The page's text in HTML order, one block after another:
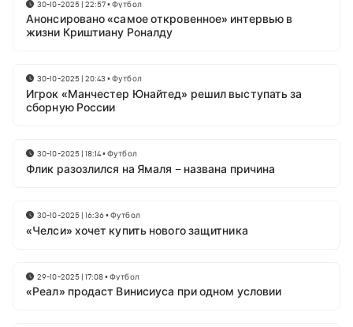
30-10-2025 | 22:57•Футбол
Анонсировано «самое откровенное» интервью в
жизни Криштиану Роналду
30-10-2025 | 20:43 •Футбол
Игрок «Манчестер Юнайтед» решил выступать за
сборную России
30-10-2025 | 18:14•Футбол
Флик разозлился на Ямаля – названа причина
30-10-2025 | 16:36•Футбол
«Челси» хочет купить нового защитника
29-10-2025 | 17:08•Футбол
«Реал» продаст Винисиуса при одном условии